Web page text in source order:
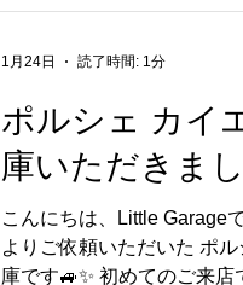
来店を心よりお待ちしてお
ポルシェ カイ
庫いただきま
こんにちは、Little Garage
よりご依頼いただいた ポ
庫です🚙✨ 初めてのご来
1月24日 読了時間: 1分